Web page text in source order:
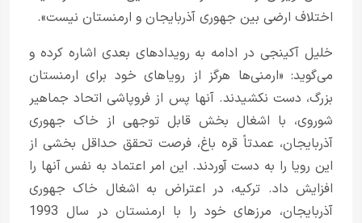
اختلاف ارضی بین جهوری آذربایجان و ارمنستان نیست».
خلیل آکینجی در ادامه به رویدادهای بعدی اشاره کرده و
می‌گوید: «ارمنی‌ها هرگز از رویاهای خود برای ارمنستان
بزرگ، دست نکشیدند. آنها پس از فروپاشی اتحاد جماهیر
شوروی، با اشغال بخش قابل توجهی از خاک جهوری
آذربایجان، عمدتاً قره باغ، فرصت تحقق حداقل بخشی از
این رویا را به دست آوردند. این امر اعتماد به نفس آنها را
افزایش داد. ترکیه، در اعتراض به اشغال خاک جهوری
آذربایجان، مرزهای خود را با ارمنستان در سال 1993